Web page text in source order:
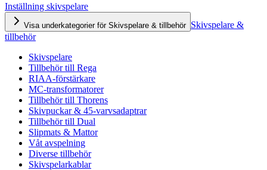
Inställning skivspelare
Visa underkategorier för Skivspelare & tillbehör Skivspelare &
tillbehör
Skivspelare
Tillbehör till Rega
RIAA-förstärkare
MC-transformatorer
Tillbehör till Thorens
Skivpuckar & 45-varvsadaptrar
Tillbehör till Dual
Slipmats & Mattor
Våt avspelning
Diverse tillbehör
Skivspelarkablar